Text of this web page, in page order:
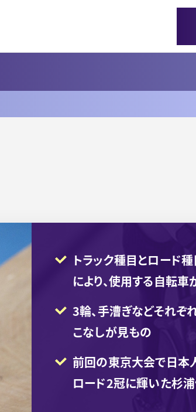
トラック種目とロード
により、使用する自転車
3輪、手漕ぎなどそれ
こなしが見もの
前回の東京大会で日本
ロード2冠に輝いた杉